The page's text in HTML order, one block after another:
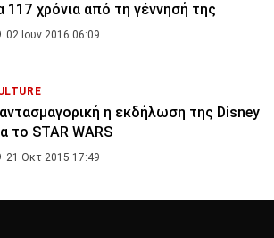
117 χρόνια από τη γέννησή της
02 Ιουν 2016 06:09
η εκδήλωση της Disney
το STAR WARS
21 Οκτ 2015 17:49